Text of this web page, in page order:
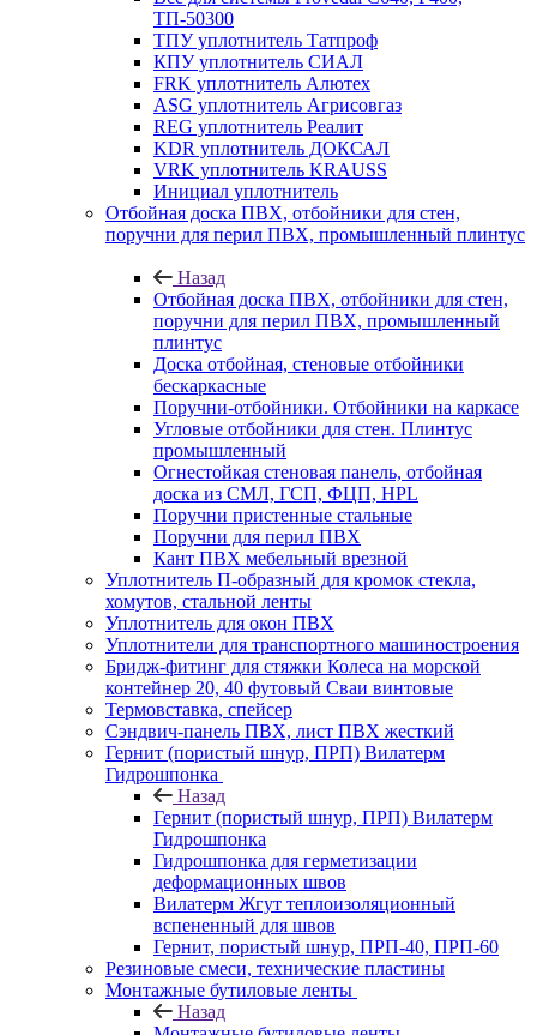
ТП-50300
ТПУ уплотнитель Татпроф
КПУ уплотнитель СИАЛ
FRK уплотнитель Алютех
ASG уплотнитель Агрисовгаз
REG уплотнитель Реалит
KDR уплотнитель ДОКСАЛ
VRK уплотнитель KRAUSS
Инициал уплотнитель
Отбойная доска ПВХ, отбойники для стен,
поручни для перил ПВХ, промышленный плинтус
Назад
Отбойная доска ПВХ, отбойники для стен,
поручни для перил ПВХ, промышленный
плинтус
Доска отбойная, стеновые отбойники
бескаркасные
Поручни-отбойники. Отбойники на каркасе
Угловые отбойники для стен. Плинтус
промышленный
Огнестойкая стеновая панель, отбойная
доска из СМЛ, ГСП, ФЦП, HPL
Поручни пристенные стальные
Поручни для перил ПВХ
Кант ПВХ мебельный врезной
Уплотнитель П-образный для кромок стекла,
хомутов, стальной ленты
Уплотнитель для окон ПВХ
Уплотнители для транспортного машиностроения
Бридж-фитинг для стяжки Колеса на морской
контейнер 20, 40 футовый Сваи винтовые
Термовставка, спейсер
Сэндвич-панель ПВХ, лист ПВХ жесткий
Гернит (пористый шнур, ПРП) Вилатерм
Гидрошпонка
Назад
Гернит (пористый шнур, ПРП) Вилатерм
Гидрошпонка
Гидрошпонка для герметизации
деформационных швов
Вилатерм Жгут теплоизоляционный
вспененный для швов
Гернит, пористый шнур, ПРП-40, ПРП-60
Резиновые смеси, технические пластины
Монтажные бутиловые ленты
Назад